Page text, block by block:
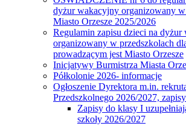
dyżur wakacyjny organizowany
Miasto Orzesze 2025/2026
Regulamin zapisu dzieci na dyżur
organizowany w przedszkolach
prowadzącym jest Miasto Orzesze
Inicjatywy Burmistrza Miasta
Półkolonie 2026- informacje
Ogłoszenie Dyrektora m.in.
Przedszkolnego 2026/2027,
Zapisy do klasy I
szkoły 2026/2027